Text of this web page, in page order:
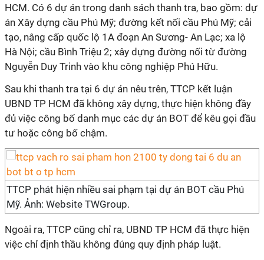
HCM. Có 6 dự án trong danh sách thanh tra, bao gồm: dự
án Xây dựng cầu Phú Mỹ; đường kết nối cầu Phú Mỹ; cải
tạo, nâng cấp quốc lộ 1A đoạn An Sương- An Lạc; xa lộ
Hà Nội; cầu Bình Triệu 2; xây dựng đường nối từ đường
Nguyễn Duy Trinh vào khu công nghiệp Phú Hữu.
Sau khi thanh tra tại 6 dự án nêu trên, TTCP kết luận
UBND TP HCM đã không xây dựng, thực hiện không đầy
đủ việc công bố danh mục các dự án BOT để kêu gọi đầu
tư hoặc công bố chậm.
TTCP phát hiện nhiều sai phạm tại dự án BOT cầu Phú
Mỹ. Ảnh: Website TWGroup.
Ngoài ra, TTCP cũng chỉ ra, UBND TP HCM đã thực hiện
việc chỉ định thầu không đúng quy định pháp luật.